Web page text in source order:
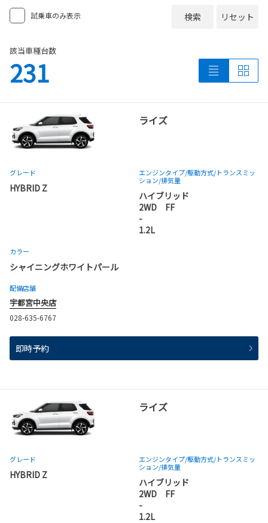
試乗車のみ表示 検索 リセット
該当車種台数
231
ライズ
グレード
HYBRID Z
エンジンタイプ/駆動方式/トランスミッ
ション/排気量
ハイブリッド
2WD FF
-
1.2L
カラー
シャイニングホワイトパール
配備店舗
宇都宮中央店
028-635-6767
即時予約
ライズ
グレード
HYBRID Z
エンジンタイプ/駆動方式/トランスミッ
ション/排気量
ハイブリッド
2WD FF
-
1.2L